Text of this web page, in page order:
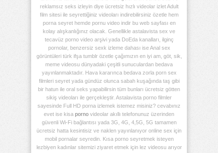
reklamsız seks izleyin diye ücretsiz hızlı videolar izlet Adult
film sitesi ile seyrettiğiniz videoları indirebilirsiniz özetle hem
porna seyret hemde pornu video indir bu web sayfası en
kolay alışkanlığınız olacak. Genellikle astalavista sex ve
tecavüz porno video arşivi yada DoEda kanalları, ilginç
pornolar, benzersiz sexk izleme dahası ise Anal sex
görüntüleri türk ifşa tumblr özetle çağımızın en iyi am, göt, sik,
meme videosu dünyadaki çeşitli sunuculardan bedava
yayınlanmaktadır. Hava kararınca bedava zorla porn sex
filmleri seyret yada gündüz olunca sabah kuşağında taş gibi
bir hatun ile oral seks yapabilirsin tüm bunları ücretsiz götten
sikiş videoları ile gerçekleştir. Astalavista porno filmler
sayesinde Full HD porna izlemek istemez misiniz? cevabınız
evet ise kisa porno videolar akıllı telefonunuz üzerinden
güvenli Wi-Fi bağlantısı yada 3G, 4G, 4,5G, 5G tamamen
ücretsiz hatta kesintisiz ve naklen yayınlanıyor online sex için
mobil pornalar seyredin. Kısa porno seyretmek isteyen
lezbiyen kadınlar sitemizi ziyaret etmek için lez videosu arıyor